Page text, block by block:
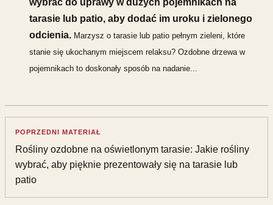
tarasie lub patio, aby dodać im uroku i zielonego
odcienia. Marzysz o tarasie lub patio pełnym zieleni, które
stanie się ukochanym miejscem relaksu? Ozdobne drzewa w
pojemnikach to doskonały sposób na nadanie...
POPRZEDNI MATERIAŁ
Rośliny ozdobne na oświetlonym tarasie: Jakie rośliny
wybrać, aby pięknie prezentowały się na tarasie lub
patio